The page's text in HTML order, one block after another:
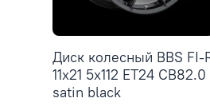
Диск колесный BBS FI-
11x21 5x112 ET24 CB82.0
satin black